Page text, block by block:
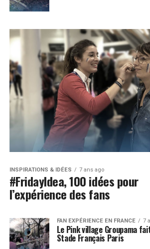
INSPIRATIONS & IDÉES 7 ans ago
#FridayIdea, 100 idées pour
l’expérience des fans
FAN EXPÉRIENCE EN FRANCE 7
Le Pink village Groupama
Stade Français Paris